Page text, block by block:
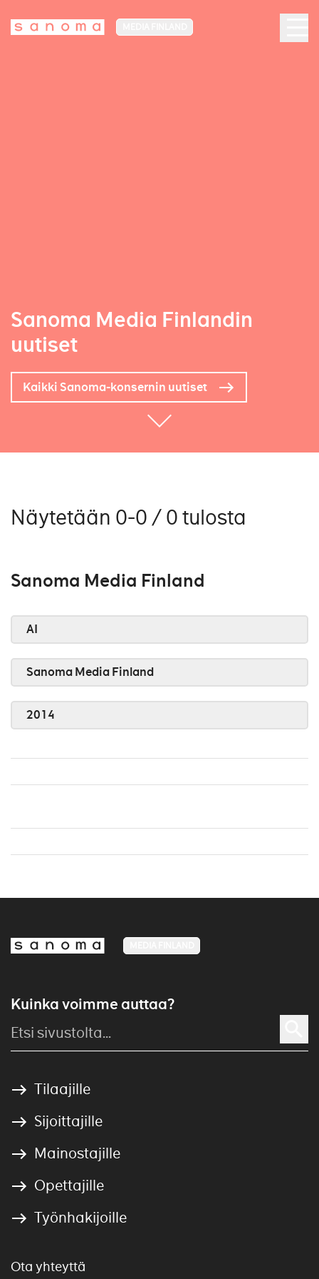
Sanoma Media Finlandin
uutiset
Kaikki Sanoma-konsernin uutiset
Näytetään 0-0 / 0 tulosta
Sanoma Media Finland
AI
Sanoma Media Finland
2014
Kuinka voimme auttaa?
Tilaajille
Sijoittajille
Mainostajille
Opettajille
Työnhakijoille
Ota yhteyttä